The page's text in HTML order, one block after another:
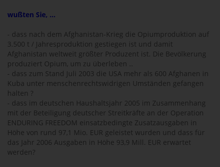
wußten Sie, ...
- dass nach dem Afghanistan-Krieg die Opiumproduktion auf
3.500 t / Jahresproduktion gestiegen ist und damit
Afghanistan weltweit größter Produzent ist. Die Bevölkerung
produziert Opium, um zu überleben ..
- dass zum Stand Juli 2003 die USA mehr als 600 Afghanen in
Kuba unter menschenrechtswidrigen Umständen gefangen
halten ?
- dass im deutschen Haushaltsjahr 2005 im Zusammenhang
mit der Beteiligung deutscher Streitkräfte an der Operation
ENDURING FREEDOM einsatzbedingte Zusatzausgaben in
Höhe von rund 97,1 Mio. EUR geleistet wurden und dass für
das Jahr 2006 Ausgaben in Höhe 93,9 Mill. EUR erwartet
werden?